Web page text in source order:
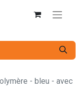
- bleu - avec